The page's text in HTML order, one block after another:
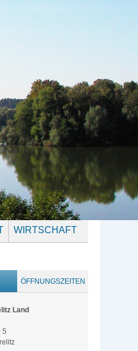
WIRTSCHAFT
ÖFFNUNGSZEITEN
Land
5